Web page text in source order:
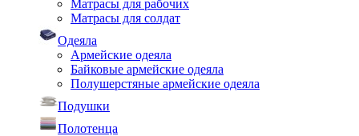
Матрасы для рабочих
Матрасы для солдат
Одеяла
Армейские одеяла
Байковые армейские одеяла
Полушерстяные армейские одеяла
Подушки
Полотенца